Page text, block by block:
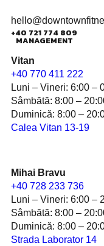
+40 721 774 809
MANAGEMENT
Vitan
+40 770 411 222
Luni – Vineri: 6:00 –
Sâmbătă: 8:00 –
Duminică: 8:00 –
Calea Vitan 13-19
Mihai Bravu
+40 728 233 736
Luni – Vineri: 6:00 –
Sâmbătă: 8:00 –
Duminică: 8:00 –
Strada Laborator 14